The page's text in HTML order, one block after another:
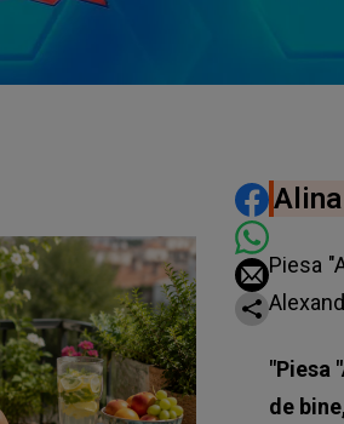
Piesa
"Piesa
de